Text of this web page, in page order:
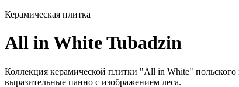
Керамическая плитка
All in White Tubadzin
Коллекция керамической плитки "All in White" польского
выразительные панно с изображением леса.